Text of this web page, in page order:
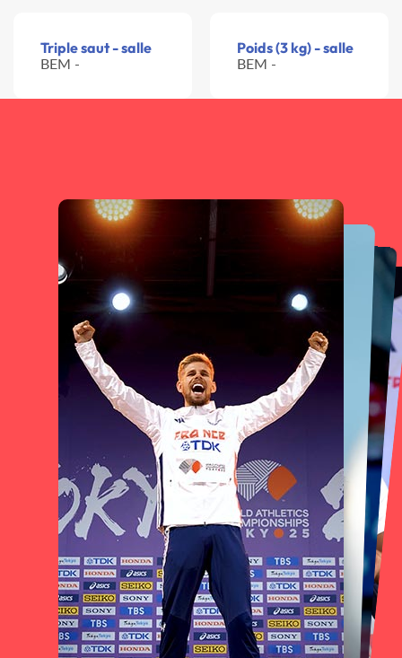
Triple saut - salle
BEM -
Poids (3 kg) - salle
BEM -